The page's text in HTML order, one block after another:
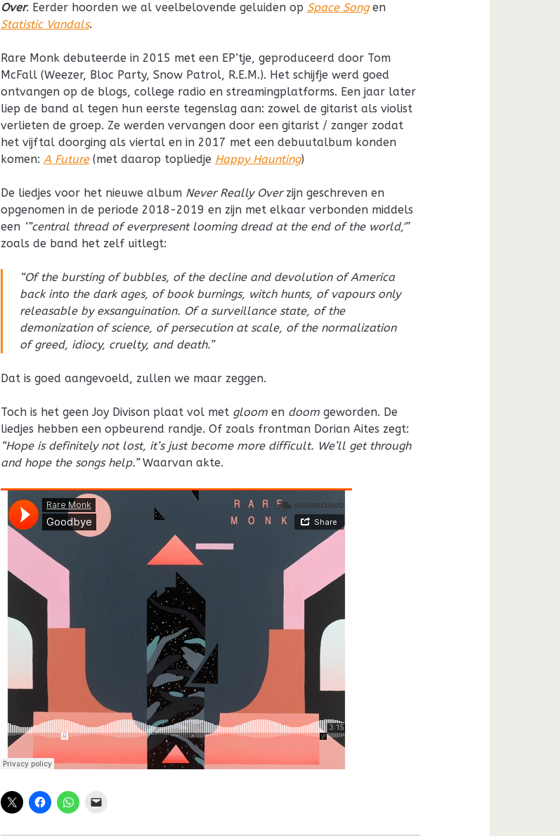
Over. Eerder hoorden we al veelbelovende geluiden op Space Songen
Statistic Vandals.
Rare Monk debuteerde in 2015 met een EP’tje, geproduceerd door Tom
McFall (Weezer, Bloc Party, Snow Patrol, R.E.M.). Het schijfje werd goed
ontvangen op de blogs, college radio en streamingplatforms. Een jaar later
liep de band al tegen hun eerste tegenslag aan: zowel de gitarist als violist
verlieten de groep. Ze werden vervangen door een gitarist / zanger zodat
het vijftal doorging als viertal en in 2017 met een debuutalbum konden
komen: A Future(met daarop topliedje Happy Haunting)
De liedjes voor het nieuwe album Never Really Overzijn geschreven en
opgenomen in de periode 2018-2019 en zijn met elkaar verbonden middels
een ‘”central thread of everpresent looming dread at the end of the world,'”
zoals de band het zelf uitlegt:
“Of the bursting of bubbles, of the decline and devolution of America
back into the dark ages, of book burnings, witch hunts, of vapours only
releasable by exsanguination. Of a surveillance state, of the
demonization of science, of persecution at scale, of the normalization
of greed, idiocy, cruelty, and death.”
Dat is goed aangevoeld, zullen we maar zeggen.
Toch is het geen Joy Divison plaat vol met gloomen doom geworden. De
liedjes hebben een opbeurend randje. Of zoals frontman Dorian Aites zegt:
“Hope is definitely not lost, it’s just become more difficult. We’ll get through
and hope the songs help.”Waarvan akte.